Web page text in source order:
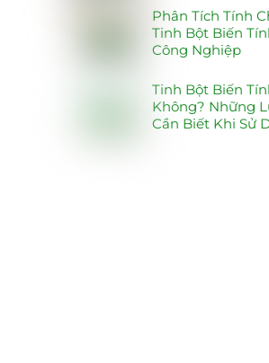
Phân Tích Tính
Tinh Bột Biến
Công Nghiệp
Tinh Bột Biến
Không? Những
Cần Biết Khi Sử